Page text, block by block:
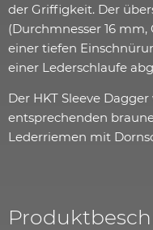
der Griffigkeit. Der
(Durchmnesser 16
einer tiefen
einer Lederschlaufe
Der HKT Sleeve
entsprechenden
Lederriemen mit